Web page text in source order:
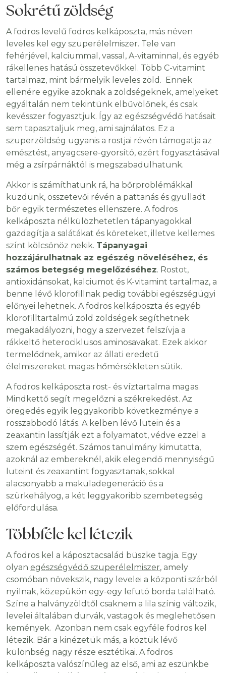
Sokrétű zöldség
A fodros levelű fodros kelkáposzta, más néven
leveles kel egy szuperélelmiszer. Tele van
fehérjével, kalciummal, vassal, A-vitaminnal, és egyéb
rákellenes hatású összetevőkkel. Több C-vitamint
tartalmaz, mint bármelyik leveles zöld. Ennek
ellenére egyike azoknak a zöldségeknek, amelyeket
egyáltalán nem tekintünk elbűvölőnek, és csak
kevésszer fogyasztjuk. Így az egészségvédő hatásait
sem tapasztaljuk meg, ami sajnálatos. Ez a
szuperzöldség ugyanis a rostjai révén támogatja az
emésztést, anyagcsere-gyorsító, ezért fogyasztásával
még a zsírpárnáktól is megszabadulhatunk.
Akkor is számíthatunk rá, ha bőrproblémákkal
küzdünk, összetevői révén a pattanás és gyulladt
bőr egyik természetes ellenszere. A fodros
kelkáposzta nélkülözhetetlen tápanyagokkal
gazdagítja a salátákat és köreteket, illetve kellemes
színt kölcsönöz nekik. Tápanyagai
hozzájárulhatnak az egészég növeléséhez, és
számos betegség megelőzéséhez. Rostot,
antioxidánsokat, kalciumot és K-vitamint tartalmaz, a
benne lévő klorofillnak pedig további egészségügyi
előnyei lehetnek. A fodros kelkáposzta és egyéb
klorofilltartalmú zöld zöldségek segíthetnek
megakadályozni, hogy a szervezet felszívja a
rákkeltő heterociklusos aminosavakat. Ezek akkor
termelődnek, amikor az állati eredetű
élelmiszereket magas hőmérsékleten sütik.
A fodros kelkáposzta rost- és víztartalma magas.
Mindkettő segít megelőzni a székrekedést. Az
öregedés egyik leggyakoribb következménye a
rosszabbodó látás. A kelben lévő lutein és a
zeaxantin lassítják ezt a folyamatot, védve ezzel a
szem egészségét. Számos tanulmány kimutatta,
azoknál az embereknél, akik elegendő mennyiségű
luteint és zeaxantint fogyasztanak, sokkal
alacsonyabb a makuladegeneráció és a
szürkehályog, a két leggyakoribb szembetegség
előfordulása.
Többféle kel létezik
A fodros kel a káposztacsalád büszke tagja. Egy
olyan egészségvédő szuperélelmiszer, amely
csomóban növekszik, nagy levelei a központi szárból
nyílnak, közepükön egy-egy lefutó borda található.
Színe a halványzöldtől csaknem a lila színig változik,
levelei általában durvák, vastagok és meglehetősen
kemények. Azonban nem csak egyféle fodros kel
létezik. Bár a kinézetük más, a köztük lévő
különbség nagy része esztétikai. A fodros
kelkáposzta valószínűleg az első, ami az eszünkbe